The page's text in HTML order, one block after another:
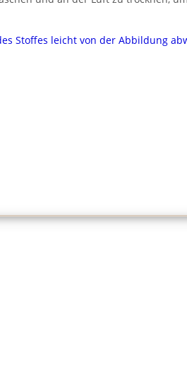
Stoffes leicht von der Abbildung